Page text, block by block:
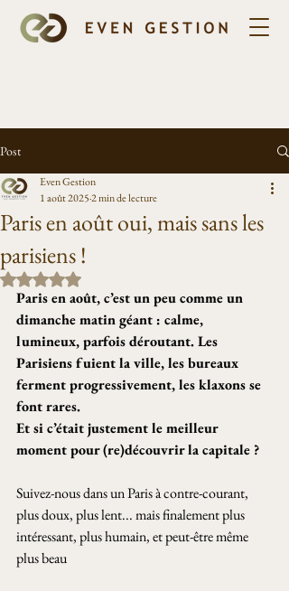
Post
Paris en août oui, mais sans les
parisiens !
Even Gestion
1 août 20252 min de lecture
Noté NaN étoiles sur 5.
Paris en août, c’est un peu comme un
dimanche matin géant : calme,
lumineux, parfois déroutant. Les
Parisiens fuient la ville, les bureaux
ferment progressivement, les klaxons se
font rares.
Et si c’était justement le meilleur
moment pour (re)découvrir la capitale ?
Suivez-nous dans un Paris à contre-courant,
plus doux, plus lent... mais finalement plus
intéressant, plus humain, et peut-être même
plus beau